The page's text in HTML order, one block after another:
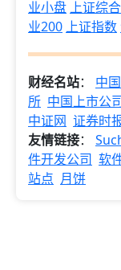
业小盘 上证综
业200 上证指数
财经名站： 中
所 中国上市公
中证网 证券时
友情链接：
件开发公司 软
站点 月饼